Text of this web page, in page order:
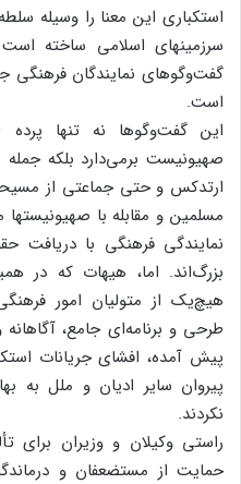
استکباری‌ این‌ معنا را وسیله‌
سرزمینهای‌ اسلامی‌ ساخته‌
گفت‌وگوهای‌ نمایندگان‌ فرهنگی‌
است‌.
این‌ گفت‌وگوها نه‌ تنها پرده‌
صهیونیست‌ برمی‌دارد بلکه‌
ارتدکس‌ و حتی‌ جماعتی‌ از
مسلمین‌ و مقابله‌ با
نمایندگی‌ فرهنگی‌ با دریافت‌
بزرگ‌اند. اما، هیهات‌ که‌ در
هیچ‌یک‌ از متولیان‌ امور
طرحی‌ و برنامه‌ای‌ جامع‌،
پیش‌ آمده‌، افشای‌ جریانات‌
پیروان‌ سایر ادیان‌ و ملل‌ به‌
نکردند.
راستی‌ وکیلان‌ و وزیران‌ برای‌
حمایت‌ از مستضعفان‌ و